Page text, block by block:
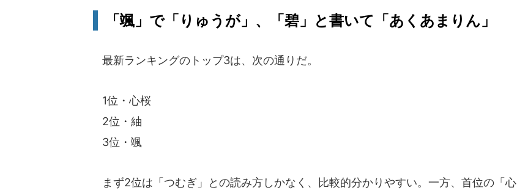
「颯」で「りゅうが」、「碧」と書いて「あくあまりん」
最新ランキングのトップ3は、次の通りだ。
1位・心桜
2位・紬
3位・颯
まず2位は「つむぎ」との読み方しかなく、比較的分かりやすい。一方、首位の「心